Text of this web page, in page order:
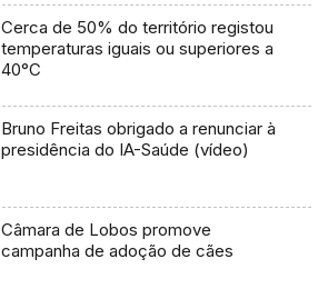
Cerca de 50% do território registou
temperaturas iguais ou superiores a
40°C
Bruno Freitas obrigado a renunciar à
presidência do IA-Saúde (vídeo)
Câmara de Lobos promove
campanha de adoção de cães